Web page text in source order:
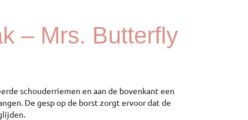
– Mrs. Butterfly
schouderriemen en aan de bovenkant een
De gesp op de borst zorgt ervoor dat de